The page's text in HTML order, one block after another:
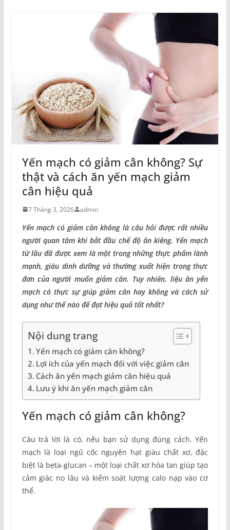
Yến mạch có giảm cân không? Sự
thật và cách ăn yến mạch giảm
cân hiệu quả
7 Tháng 3, 2026 admin
Yến mạch có giảm cân không là câu hỏi được rất nhiều
người quan tâm khi bắt đầu chế độ ăn kiêng. Yến mạch
từ lâu đã được xem là một trong những thực phẩm lành
mạnh, giàu dinh dưỡng và thường xuất hiện trong thực
đơn của người muốn giảm cân. Tuy nhiên, liệu ăn yến
mạch có thực sự giúp giảm cân hay không và cách sử
dụng như thế nào để đạt hiệu quả tốt nhất?
Nội dung trang
Yến mạch có giảm cân không?
Lợi ích của yến mạch đối với việc giảm cân
Cách ăn yến mạch giảm cân hiệu quả
Lưu ý khi ăn yến mạch giảm cân
Yến mạch có giảm cân không?
Câu trả lời là có, nếu bạn sử dụng đúng cách. Yến
mạch là loại ngũ cốc nguyên hạt giàu chất xơ, đặc
biệt là beta-glucan – một loại chất xơ hòa tan giúp tạo
cảm giác no lâu và kiểm soát lượng calo nạp vào cơ
thể.